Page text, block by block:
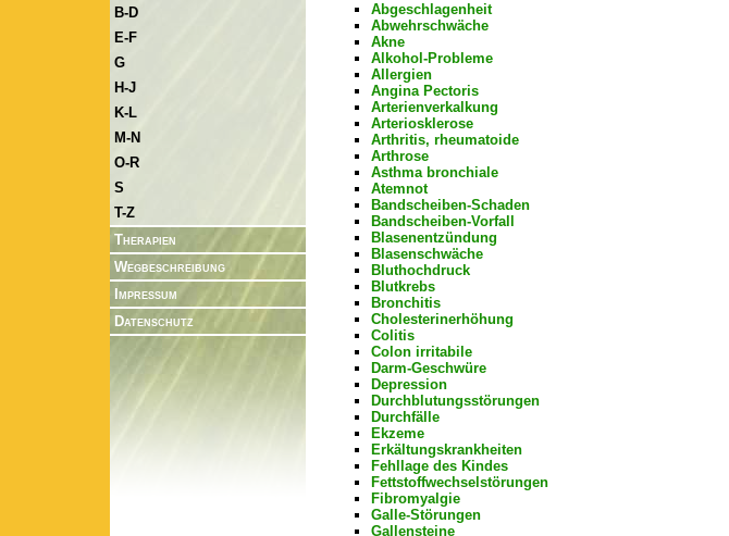
B-D
E-F
G
H-J
K-L
M-N
O-R
S
T-Z
Therapien
Wegbeschreibung
Impressum
Datenschutz
Abgeschlagenheit
Abwehrschwäche
Akne
Alkohol-Probleme
Allergien
Angina Pectoris
Arterienverkalkung
Arteriosklerose
Arthritis, rheumatoide
Arthrose
Asthma bronchiale
Atemnot
Bandscheiben-Schaden
Bandscheiben-Vorfall
Blasenentzündung
Blasenschwäche
Bluthochdruck
Blutkrebs
Bronchitis
Cholesterinerhöhung
Colitis
Colon irritabile
Darm-Geschwüre
Depression
Durchblutungsstörungen
Durchfälle
Ekzeme
Erkältungskrankheiten
Fehllage des Kindes
Fettstoffwechselstörungen
Fibromyalgie
Galle-Störungen
Gallensteine